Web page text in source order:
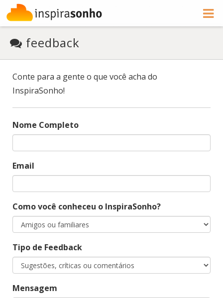
feedback
Conte para a gente o que você acha do
InspiraSonho!
Nome Completo
Email
Como você conheceu o InspiraSonho?
Tipo de Feedback
Mensagem